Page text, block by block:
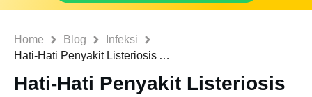
Home Blog
Infeksi
Hati-Hati Penyakit Listeriosis Akibat Konsumsi Makanan yang Tercermar Bakteri
Hati-Hati Penyakit Listeriosis